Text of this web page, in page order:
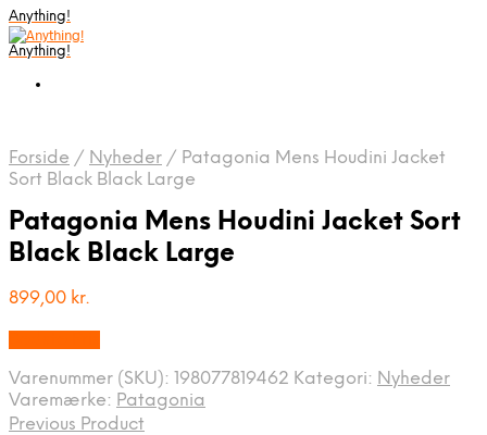
Anything!
Anything!
Forside / Nyheder / Patagonia Mens Houdini Jacket
Sort Black Black Large
Patagonia Mens Houdini Jacket Sort
Black Black Large
899,00 kr.
Varenummer (SKU): 198077819462 Kategori: Nyheder
Varemærke: Patagonia
Previous Product